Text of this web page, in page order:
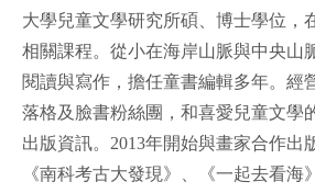
大學兒童文學研究所碩、博士學位，
相關課程。從小在海岸山脈與中央山
閱讀與寫作，擔任童書編輯多年。經
落格及臉書粉絲團，和喜愛兒童文學
出版資訊。2013年開始與畫家合作出
《南科考古大發現》、《一起去看海